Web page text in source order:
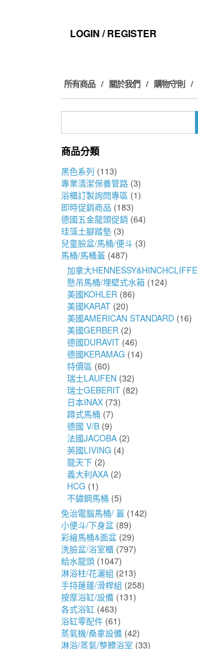
LOGIN / REGISTER
所有商品 關於我們 購物守則
鍵
商品分類
黑色系列 (113)
專業清潔保養管路 (3)
浴櫃訂製詢問專區 (1)
即時促銷商品 (183)
德國五金龍頭促銷 (64)
珪藻土腳踏墊 (3)
兒童臉盆/馬桶/便斗 (3)
馬桶/馬桶蓋 (487)
加拿大HENNESSY&HINCHCLIFFE
懸吊馬桶/埋壁式水箱 (124)
美國KOHLER (86)
美國KARAT (20)
美國AMERICAN STANDARD (16)
美國GERBER (2)
德國DURAVIT (46)
德國KERAMAG (14)
特價區 (60)
瑞士LAUFEN (32)
瑞士GEBERIT (82)
日本INAX (73)
蹲式馬桶 (7)
德國 V/B (9)
法國JACOBA (2)
英國LIVING (4)
龍天下 (2)
義大利AXA (2)
HCG (1)
不鏽鋼馬桶 (5)
免治電腦馬桶/ 蓋 (142)
小便斗/下身盆 (89)
彩繪馬桶&面盆 (29)
洗臉盆/浴室櫃 (797)
給水龍頭 (1047)
淋浴柱/花灑組 (213)
手持蓮蓬/滑桿組 (258)
按摩浴缸/設備 (131)
各式浴缸 (463)
浴缸零配件 (61)
蒸氣機/桑拿設備 (42)
淋浴/蒸氣/整體浴室 (33)